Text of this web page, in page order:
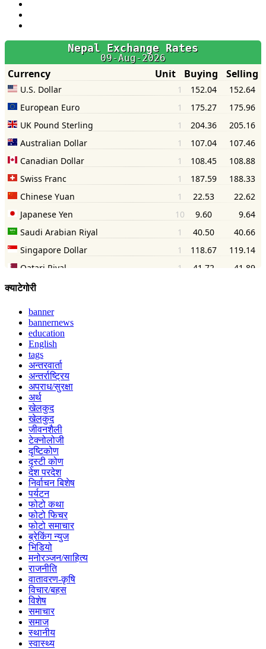
क्याटेगोरी
banner
bannernews
education
English
tags
अन्तरवार्ता
अन्तर्राष्ट्रिय
अपराध/सुरक्षा
अर्थ
खेलकुद
खेलकुद
जीवनशैली
टेक्नोलोजी
दृष्टिकोण
दृस्टी कोण
देश परदेश
निर्वाचन बिशेष
पर्यटन
फोटो कथा
फोटो फिचर
फोटो समाचार
ब्रेकिंग न्युज
भिडियो
मनोरञ्जन/साहित्य
राजनीति
वातावरण-कृषि
विचार/बहस
विशेष
समाचार
समाज
स्थानीय
स्वास्थ्य